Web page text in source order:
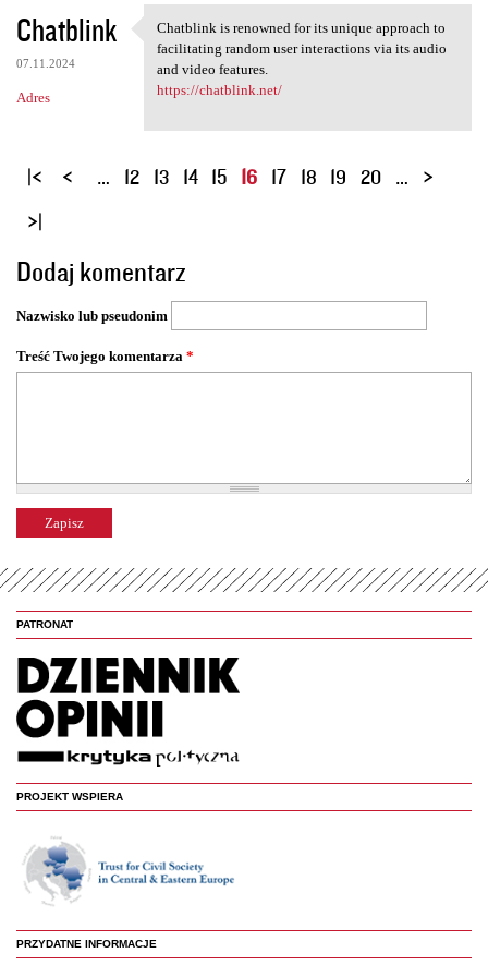
Chatblink
07.11.2024
Adres
Chatblink is renowned for its
Chatblink is renowned for its unique approach to
facilitating random user interactions via its audio
and video features.
https://chatblink.net/
S
o
n
y
… 12 13 14 15 16 17 18 19 20 …
Dodaj komentarz
Nazwisko lub pseudonim
Treść Twojego komentarza *
PATRONAT
PROJEKT WSPIERA
PRZYDATNE INFORMACJE